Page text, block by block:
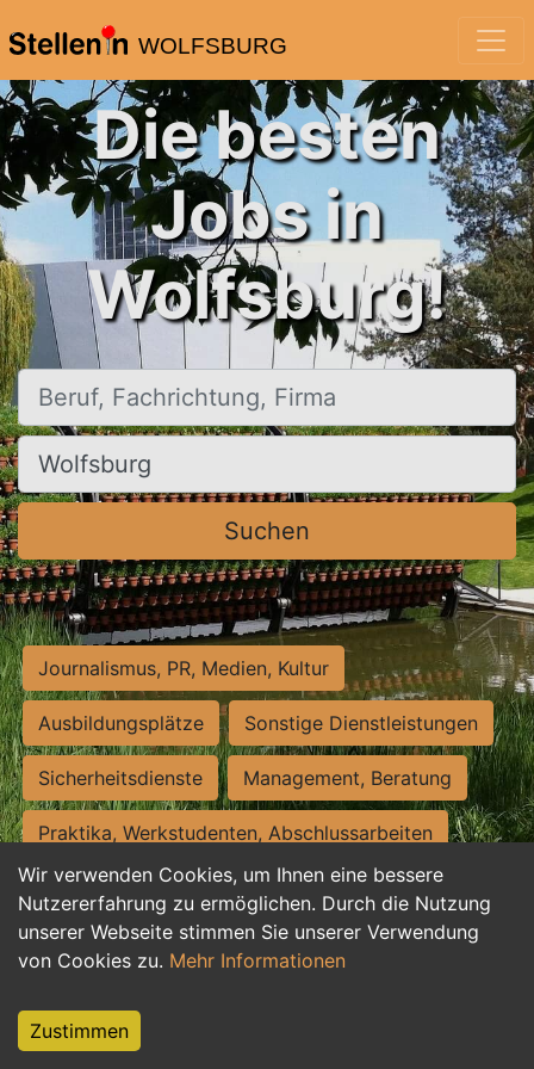
WOLFSBURG
Wir verwenden Cookies, um Ihnen eine bessere
Nutzererfahrung zu ermöglichen. Durch die Nutzung
unserer Webseite stimmen Sie unserer Verwendung
von Cookies zu. Mehr Informationen
Zustimmen
Die besten
Jobs in
Wolfsburg!
Beruf, Fachrichtung, Firma
Ort, Stadt
Suchen
Journalismus, PR, Medien, Kultur
Ausbildungsplätze Sonstige Dienstleistungen
Sicherheitsdienste Management, Beratung
Praktika, Werkstudenten, Abschlussarbeiten
Personalwesen Assistenz, Sekretariat
Hilfskräfte, Aushilfs- und Nebenjobs
Weiterbildung, Studium, duale Ausbildung